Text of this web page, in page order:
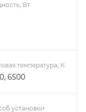
Вт
температура, К
6500
установки